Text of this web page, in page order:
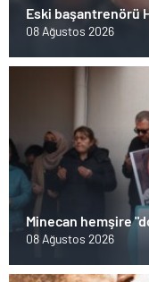
Eski başantrenörü
övgü
08 Ağustos 2026
Minecan hemşire
Haberler | Sağlık
08 Ağustos 2026